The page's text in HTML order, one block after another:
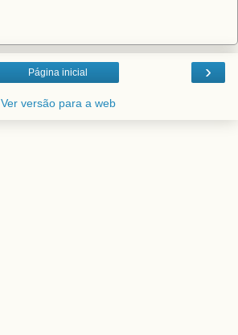
›
Página inicial
Ver versão para a web